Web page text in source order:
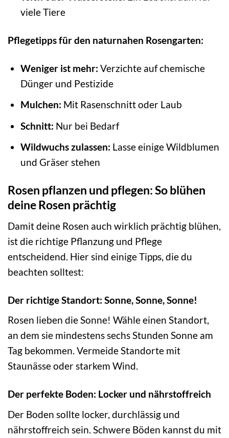
viele Tiere
Pflegetipps für den naturnahen Rosengarten:
Weniger ist mehr: Verzichte auf chemische
Dünger und Pestizide
Mulchen: Mit Rasenschnitt oder Laub
Schnitt: Nur bei Bedarf
Wildwuchs zulassen: Lasse einige Wildblumen
und Gräser stehen
Rosen pflanzen und pflegen: So blühen
deine Rosen prächtig
Damit deine Rosen auch wirklich prächtig blühen,
ist die richtige Pflanzung und Pflege
entscheidend. Hier sind einige Tipps, die du
beachten solltest:
Der richtige Standort: Sonne, Sonne, Sonne!
Rosen lieben die Sonne! Wähle einen Standort,
an dem sie mindestens sechs Stunden Sonne am
Tag bekommen. Vermeide Standorte mit
Staunässe oder starkem Wind.
Der perfekte Boden: Locker und nährstoffreich
Der Boden sollte locker, durchlässig und
nährstoffreich sein. Schwere Böden kannst du mit